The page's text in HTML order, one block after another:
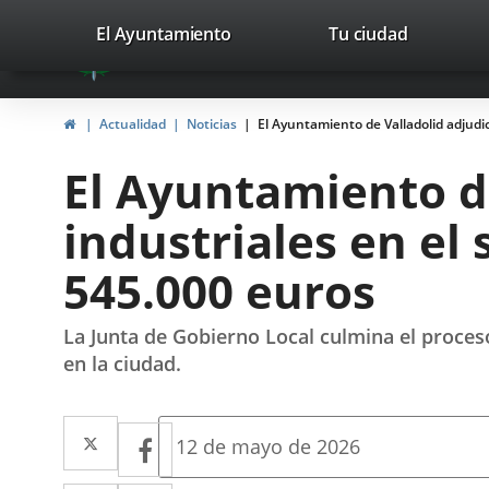
Portal
Web
del
Valladolid
avaTop
valladolid.es
El Ayuntamiento Tu ciudad
InicioActualidad Noticias El Ayuntamiento de Valladolid
El Ayuntamiento
industriales en el
545.000 euros
La Junta de Gobierno Local culmina el
en la ciudad.
Twitter
Enlace
a
Facebook
Enlace
a
Fecha
12 de mayo de 2026